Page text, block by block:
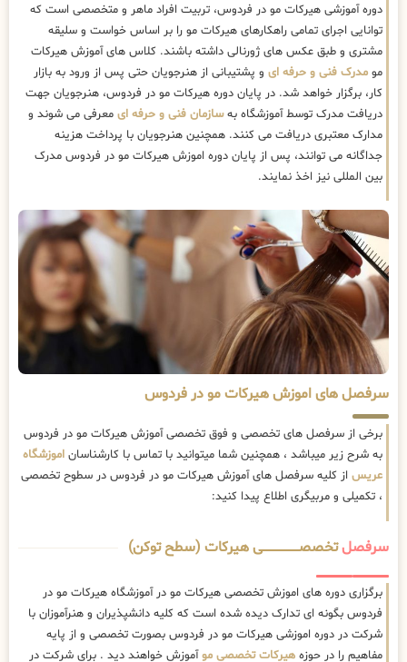
دوره آموزشی هیرکات مو در فردوس، تربیت افراد ماهر و متخصصی است که
توانایی اجرای تمامی راهکارهای هیرکات مو را بر اساس خواست و سلیقه
مشتری و طبق عکس های ژورنالی داشته باشند. کلاس های آموزش هیرکات
مو مدرک فنی و حرفه ای و پشتیبانی از هنرجویان حتی پس از ورود به بازار
کار، برگزار خواهد شد. در پایان دوره هیرکات مو در فردوس، هنرجویان جهت
دریافت مدرک توسط آموزشگاه بهسازمان فنی و حرفه ای معرفی می شوند و
مدارک معتبری دریافت می کنند. همچنین هنرجویان با پرداخت هزینه
جداگانه می توانند، پس از پایان دوره اموزش هیرکات مو در فردوس مدرک
بین المللی نیز اخذ نمایند.
سرفصل های اموزش هیرکات مو در فردوس
برخی از سرفصل های تخصصی و فوق تخصصی آموزش هیرکات مو در فردوس
به شرح زیر میباشد ، همچنین شما میتوانید با تماس با کارشناسان اموزشگاه
عریس از کلیه سرفصل های آموزش هیرکات مو در فردوس در سطوح تخصصی
، تکمیلی و مربیگری اطلاع پیدا کنید:
سرفصلتخصصــــــــــــــــــــی هیرکات (سطح توکن)
برگزاری دوره های اموزش تخصصی هیرکات مو در آموزشگاه هیرکات مو در
فردوس بگونه ای تدارک دیده شده است که کلیه دانشپذیران و هنرآموزان با
شرکت در دوره اموزشی هیرکات مو در فردوس بصورت تخصصی و از پایه
مفاهیم را در حوزه هیرکات تخصصی موآموزش خواهند دید . برای شرکت در